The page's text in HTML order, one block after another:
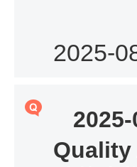
2025-
Quality